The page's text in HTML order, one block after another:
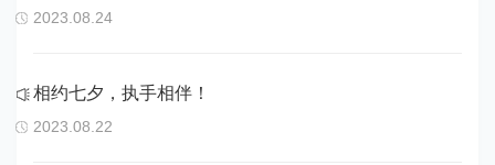
2023.08.24
相约七夕，执手相伴！
2023.08.22